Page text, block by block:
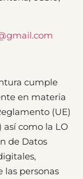
cumple
en materia
(UE)
así como la LO
de Datos
personas